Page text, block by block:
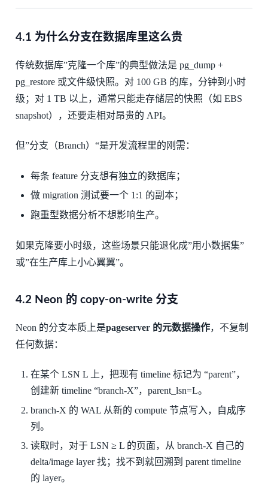
4.1 为什么分支在数据库里这么贵
传统数据库”克隆一个库”的典型做法是 pg_dump +
pg_restore 或文件级快照。对 100 GB 的库，分钟到小时
级；对 1 TB 以上，通常只能走存储层的快照（如 EBS
snapshot），还要走相对昂贵的 API。
但”分支（Branch）“是开发流程里的刚需：
每条 feature 分支想有独立的数据库；
做 migration 测试要一个 1:1 的副本；
跑重型数据分析不想影响生产。
如果克隆要小时级，这些场景只能退化成”用小数据集”
或”在生产库上小心翼翼”。
4.2 Neon 的 copy-on-write 分支
Neon 的分支本质上是pageserver 的元数据操作，不复制
任何数据：
在某个 LSN L 上，把现有 timeline 标记为 “parent”，
创建新 timeline “branch-X”，parent_lsn=L。
branch-X 的 WAL 从新的 compute 节点写入，自成序
列。
读取时，对于 LSN ≥ L 的页面，从 branch-X 自己的
delta/image layer 找；找不到就回溯到 parent timeline
的 layer。